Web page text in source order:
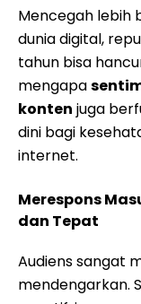
Mencegah lebih
dunia digital,
tahun bisa
mengapa
konten juga
dini bagi
internet.
Merespons
dan Tepat
Audiens sangat
mendengarkan.